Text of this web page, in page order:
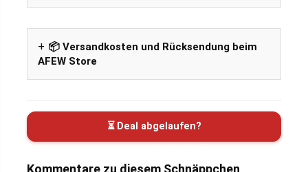
📦 Versandkosten und Rücksendung beim
AFEW Store
⏳ Deal abgelaufen?
Kommentare zu diesem Schnäppchen